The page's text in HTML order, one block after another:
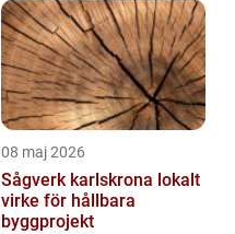
08 maj 2026
Sågverk karlskrona lokalt
virke för hållbara
byggprojekt